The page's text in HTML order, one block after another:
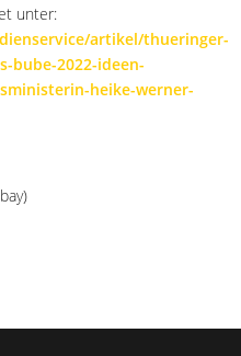
unter:
artikel/thueringer-
bube-2022-ideen-
heike-werner-